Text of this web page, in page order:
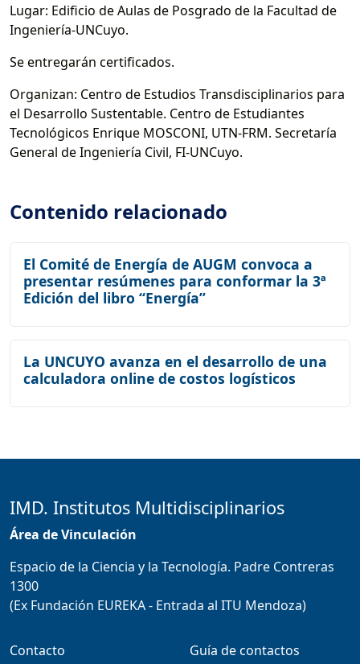
Lugar: Edificio de Aulas de Posgrado de la Facultad de
Ingeniería-UNCuyo.
Se entregarán certificados.
Organizan: Centro de Estudios Transdisciplinarios para
el Desarrollo Sustentable. Centro de Estudiantes
Tecnológicos Enrique MOSCONI, UTN-FRM. Secretaría
General de Ingeniería Civil, FI-UNCuyo.
Contenido relacionado
El Comité de Energía de AUGM convoca a
presentar resúmenes para conformar la 3ª
Edición del libro “Energía”
La UNCUYO avanza en el desarrollo de una
calculadora online de costos logísticos
IMD. Institutos Multidisciplinarios
Área de Vinculación
Espacio de la Ciencia y la Tecnología. Padre Contreras
1300
(Ex Fundación EUREKA - Entrada al ITU Mendoza)
Contacto Guía de contactos